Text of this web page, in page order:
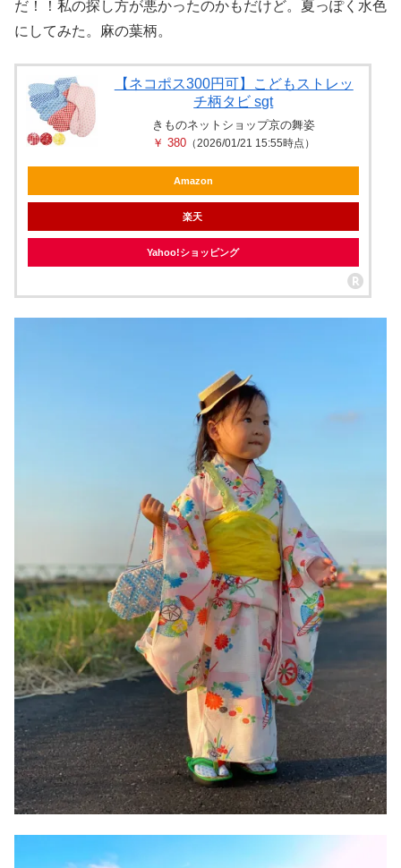
だ！！私の探し方が悪かったのかもだけど。夏っぽく水色
にしてみた。麻の葉柄。
【ネコポス300円可】こどもストレッ
チ柄タビ sgt
きものネットショップ京の舞姿
￥ 380 （2026/01/21 15:55時点）
Amazon
楽天
Yahoo!ショッピング